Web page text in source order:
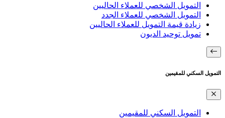
التمويل الشخصي للعملاء الحاليين
التمويل الشخصي للعملاء الجدد
زيادة قيمة التمويل للعملاء الحاليين
تمويل توحيد الديون
التمويل السكني للمقيمين
التمويل السكني للمقيمين